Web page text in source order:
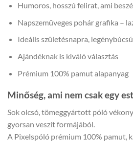
Humoros, hosszú felirat, ami
Napszemüveges pohár grafika –
Ideális születésnapra,
Ajándéknak is kiváló választás
Prémium 100% pamut alapanyag
Minőség, ami nem csak egy
Sok olcsó, tömeggyártott póló
gyorsan veszít formájából.
A Pixelspóló prémium 100% pamut,